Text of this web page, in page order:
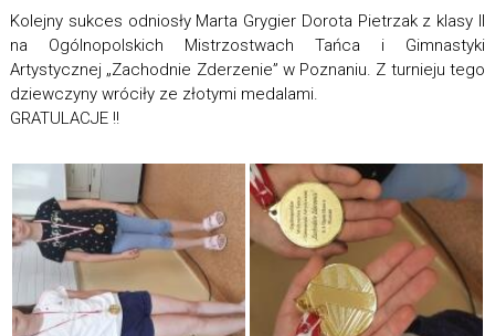
Kolejny sukces odniosły Marta Grygier Dorota Pietrzak z klasy II
na Ogólnopolskich Mistrzostwach Tańca i Gimnastyki
Artystycznej „Zachodnie Zderzenie” w Poznaniu. Z turnieju tego
dziewczyny wróciły ze złotymi medalami.
GRATULACJE !!